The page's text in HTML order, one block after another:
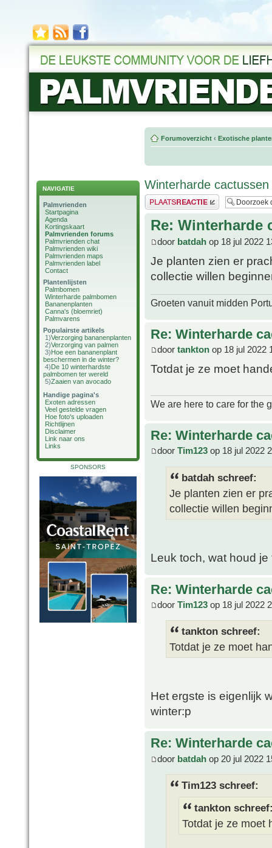
NAVIGATIE
Palmvrienden
Startpagina
Agenda
Kortingskaart
Palmvrienden forums
Palmvrienden chat
Palmvrienden wiki
Palmvrienden maps
Palmvrienden label
Contact
Plantenlijsten
Palmbomen
Winterharde palmbomen
Bananenplanten
Canna's (bloemriet)
Palmvarens
Populairste artikels
1)Verzorging bananenplanten
2)Verzorging van palmen
3)Hoe een bananenplant
beschermen in de winter?
4)De 10 winterhardste
palmbomen ter wereld
5)Zaaien van avocado
Handige pagina's
Exoten adressen
Veel gestelde vragen
Hoe foto's uploaden
Richtlijnen
Disclaimer
Link naar ons
Links
SPONSORS
Forumoverzicht ‹ Exotische
Winterharde cactussen
Plaats een reactie
Re: Winterharde
door batdah op 18 jul 2022
Je planten zien er
collectie willen
Groeten vanuit midden
Re: Winterharde
door tankton op 18 jul 2022
Totdat je ze moet
We are here to care for the
Re: Winterharde
door Tim123 op 18 jul 2022
batdah schreef:
Je planten zien er
collectie willen
Leuk toch, wat houd je
Re: Winterharde
door Tim123 op 18 jul 2022
tankton schreef:
Totdat je ze moet
Het ergste is eigenlijk
winter:p
Re: Winterharde
door batdah op 20 jul 2022
Tim123 schreef:
tankton
Totdat je ze moet